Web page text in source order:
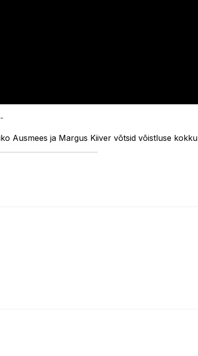
Ausmees ja Margus Kiiver võtsid võistluse kokku